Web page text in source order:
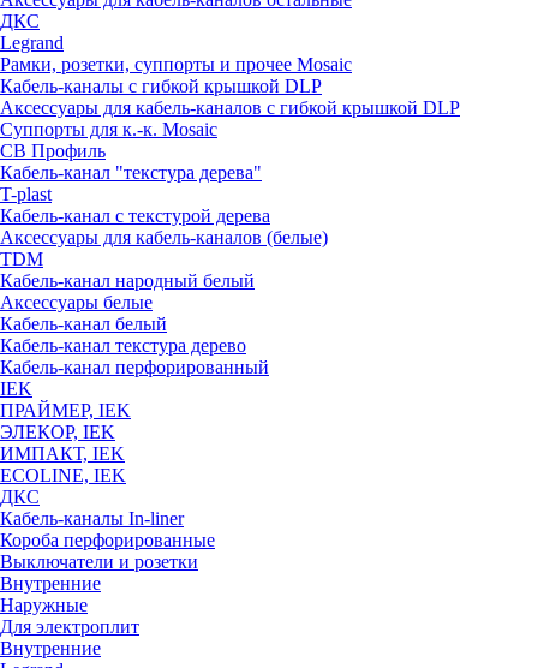
ДКС
Legrand
Рамки, розетки, суппорты и прочее Mosaic
Кабель-каналы с гибкой крышкой DLP
Аксессуары для кабель-каналов с гибкой крышкой DLP
Суппорты для к.-к. Mosaic
СВ Профиль
Кабель-канал "текстура дерева"
T-plast
Кабель-канал с текстурой дерева
Аксессуары для кабель-каналов (белые)
TDM
Кабель-канал народный белый
Аксессуары белые
Кабель-канал белый
Кабель-канал текстура дерево
Кабель-канал перфорированный
IEK
ПРАЙМЕР, IEK
ЭЛЕКОР, IEK
ИМПАКТ, IEK
ECOLINE, IEK
ДКС
Кабель-каналы In-liner
Короба перфорированные
Выключатели и розетки
Внутренние
Наружные
Для электроплит
Внутренние